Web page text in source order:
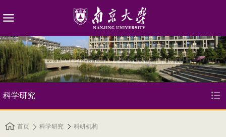
科学研究
首页 科学研究 科研机构